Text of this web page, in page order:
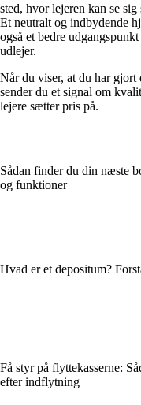
sted, hvor lejeren kan se
Et neutralt og indbydende
også et bedre
udlejer.
Når du viser, at du har gjort
sender du et signal om
lejere sætter pris på.
Sådan finder du din næste
og funktioner
Hvad er et depositum?
Få styr på flyttekasserne:
efter indflytning